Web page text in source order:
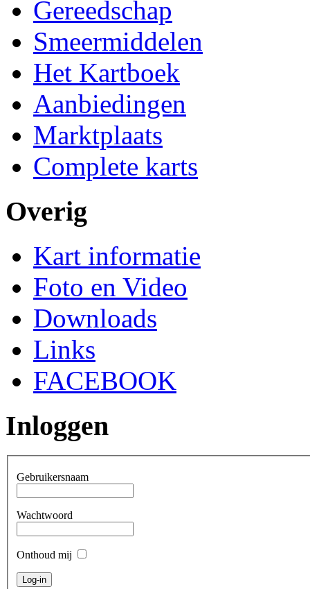
Gereedschap
Smeermiddelen
Het Kartboek
Aanbiedingen
Marktplaats
Complete karts
Overig
Kart informatie
Foto en Video
Downloads
Links
FACEBOOK
Inloggen
Gebruikersnaam
Wachtwoord
Onthoud mij